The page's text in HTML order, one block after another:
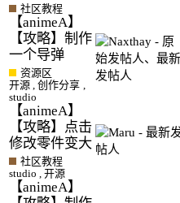
社区教程
【animeA】
【攻略】制作
一个导弹
资源区
开源 ,创作分享
studio
【animeA】
【攻略】点击
修改零件变大
社区教程
studio
,开源
【animeA】